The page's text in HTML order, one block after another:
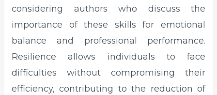
considering authors who discuss the
importance of these skills for emotional
balance and professional performance.
Resilience allows individuals to face
difficulties without compromising their
efficiency, contributing to the reduction of